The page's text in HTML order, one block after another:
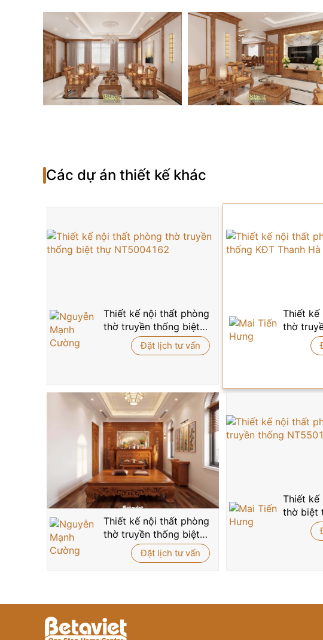
Các dự án thiết kế khác
Thiết kế nội thất phòng
thờ truyền thống biệt
thự NT5004162
Đặt lịch tư vấn
Thiết kế
thờ
Thanh
Thiết kế nội thất phòng
thờ truyền thống biệt
thự NT5515155
Đặt lịch tư vấn
Thiết kế
thờ biệt
thống